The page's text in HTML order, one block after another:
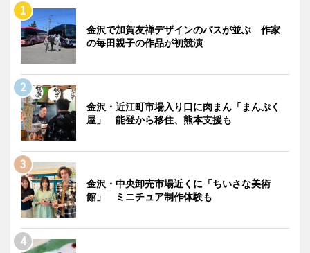
金沢で加賀友禅デザインのバスが並ぶ 作家
の毎田親子の作品が初競演
金沢・近江町市場入り口に肉まん「まんぷく
屋」 能登から移住、熊本支援も
金沢・中央卸売市場近くに「ちいさな美術
館」 ミニチュア制作体験も